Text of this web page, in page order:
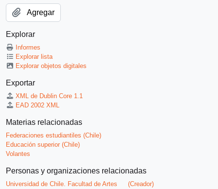
Agregar
Explorar
Informes
Explorar lista
Explorar objetos digitales
Exportar
XML de Dublin Core 1.1
EAD 2002 XML
Materias relacionadas
Federaciones estudiantiles (Chile)
Educación superior (Chile)
Volantes
Personas y organizaciones relacionadas
Universidad de Chile. Facultad de Artes
(Creador)